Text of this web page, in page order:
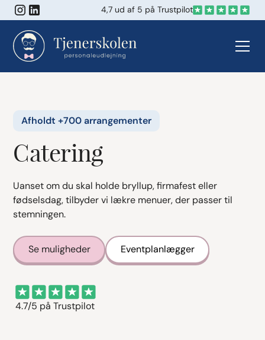
4,7 ud af 5 på Trustpilot
Afholdt +700 arrangementer
Catering
Uanset om du skal holde bryllup, firmafest eller
fødselsdag, tilbyder vi lækre menuer, der passer til
stemningen.
Se muligheder Eventplanlægger
4.7/5 på Trustpilot